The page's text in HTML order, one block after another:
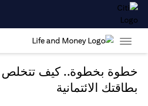
خطوة بخطوة.. كيف تتخلص
بطاقتك الائتمانية